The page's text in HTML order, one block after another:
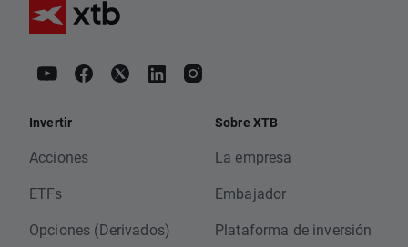
Invertir
Acciones
ETFs
Opciones (Derivados)
Sobre XTB
La empresa
Embajador
Plataforma de inversión